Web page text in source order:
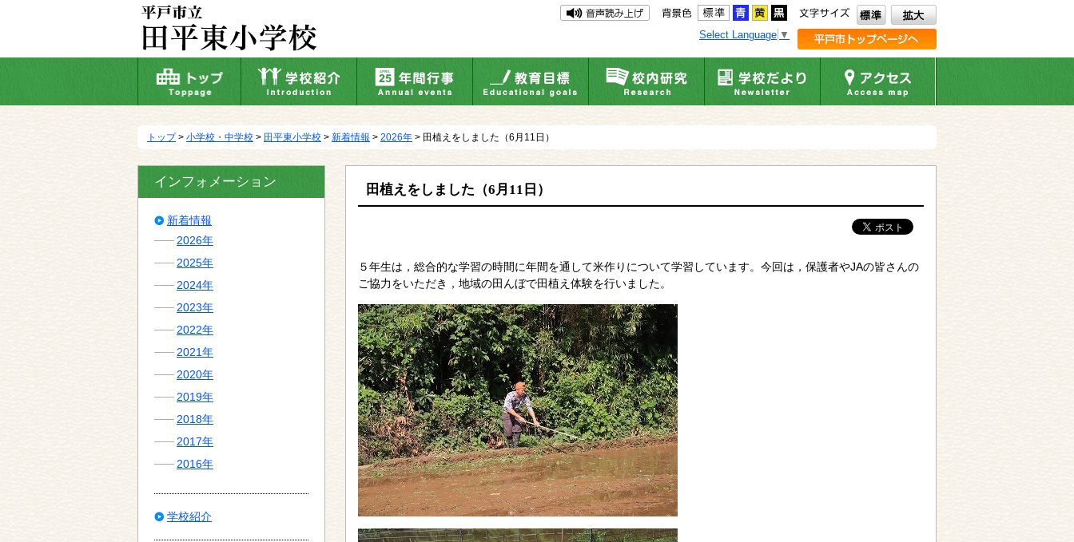
動
Select Language ▼
トップ> 小学校・中学校 > 田平東小学校 > 新着情報 > 2026年 > 田植えをしました（6月11日）
田植えをしました（6月11日）
５年生は，総合的な学習の時間に年間を通して米作りについて学習しています。今回は，保護者やJAの皆さんの
ご協力をいただき，地域の田んぼで田植え体験を行いました。
インフォメーション
新着情報
2026年
2025年
2024年
2023年
2022年
2021年
2020年
2019年
2018年
2017年
2016年
学校紹介